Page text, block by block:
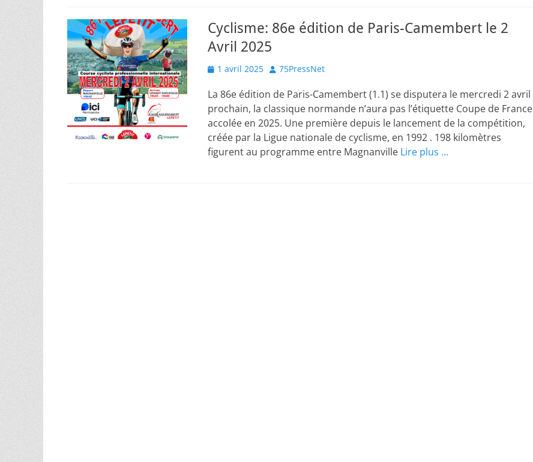
Cyclisme: 86e édition de Paris-Camembert le 2
Avril 2025
Posted
1 avril 2025 Author
75PressNet
La 86e édition de Paris-Camembert (1.1) se disputera le mercredi 2 avril
prochain, la classique normande n’aura pas l’étiquette Coupe de France
accolée en 2025. Une première depuis le lancement de la compétition,
créée par la Ligue nationale de cyclisme, en 1992 . 198 kilomètres
figurent au programme entre Magnanville Lire plus …